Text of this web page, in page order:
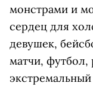
монстрами и
сердец для
девушек,
матчи, футбол,